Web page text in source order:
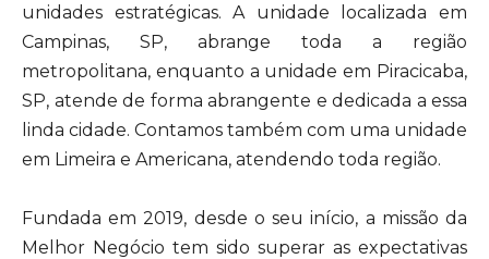
unidades estratégicas. A unidade localizada em
Campinas, SP, abrange toda a região
metropolitana, enquanto a unidade em Piracicaba,
SP, atende de forma abrangente e dedicada a essa
linda cidade. Contamos também com uma unidade
em Limeira e Americana, atendendo toda região.
Fundada em 2019, desde o seu início, a missão da
Melhor Negócio tem sido superar as expectativas